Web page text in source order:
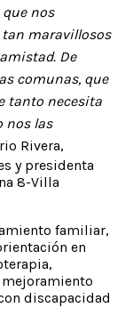
nos
maravillosos
De
comunas, que
tanto necesita
nos las
Rivera,
y presidenta
8-Villa
familiar,
en
discapacidad